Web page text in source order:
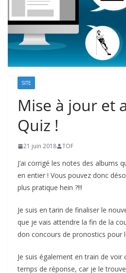
SITE
Mise à jour et
Quiz !
21 juin 2018 TOF
J’ai corrigé les notes des albums
en entier ! Vous pouvez donc
plus pratique hein ?!!!
Je suis en tarin de finaliser le
que je vais attendre la fin de la
don concours de pronostics pour
Je suis également en train de
temps de réponse, car je le